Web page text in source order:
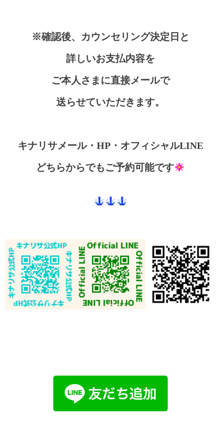
※確認後、カウンセリング決定日と
詳しいお支払内容を
ご本人さまに直接メールで
送らせていただきます。
キナリサメール・HP・オフィシャルLINE
どちらからでもご予約可能です